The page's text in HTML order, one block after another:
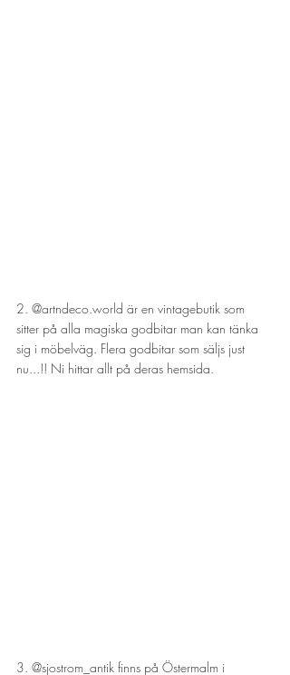
2. @artndeco.world är en vintagebutik som
sitter på alla magiska godbitar man kan tänka
sig i möbelväg. Flera godbitar som säljs just
nu...!! Ni hittar allt på deras hemsida.
3. @sjostrom_antik finns på Östermalm i